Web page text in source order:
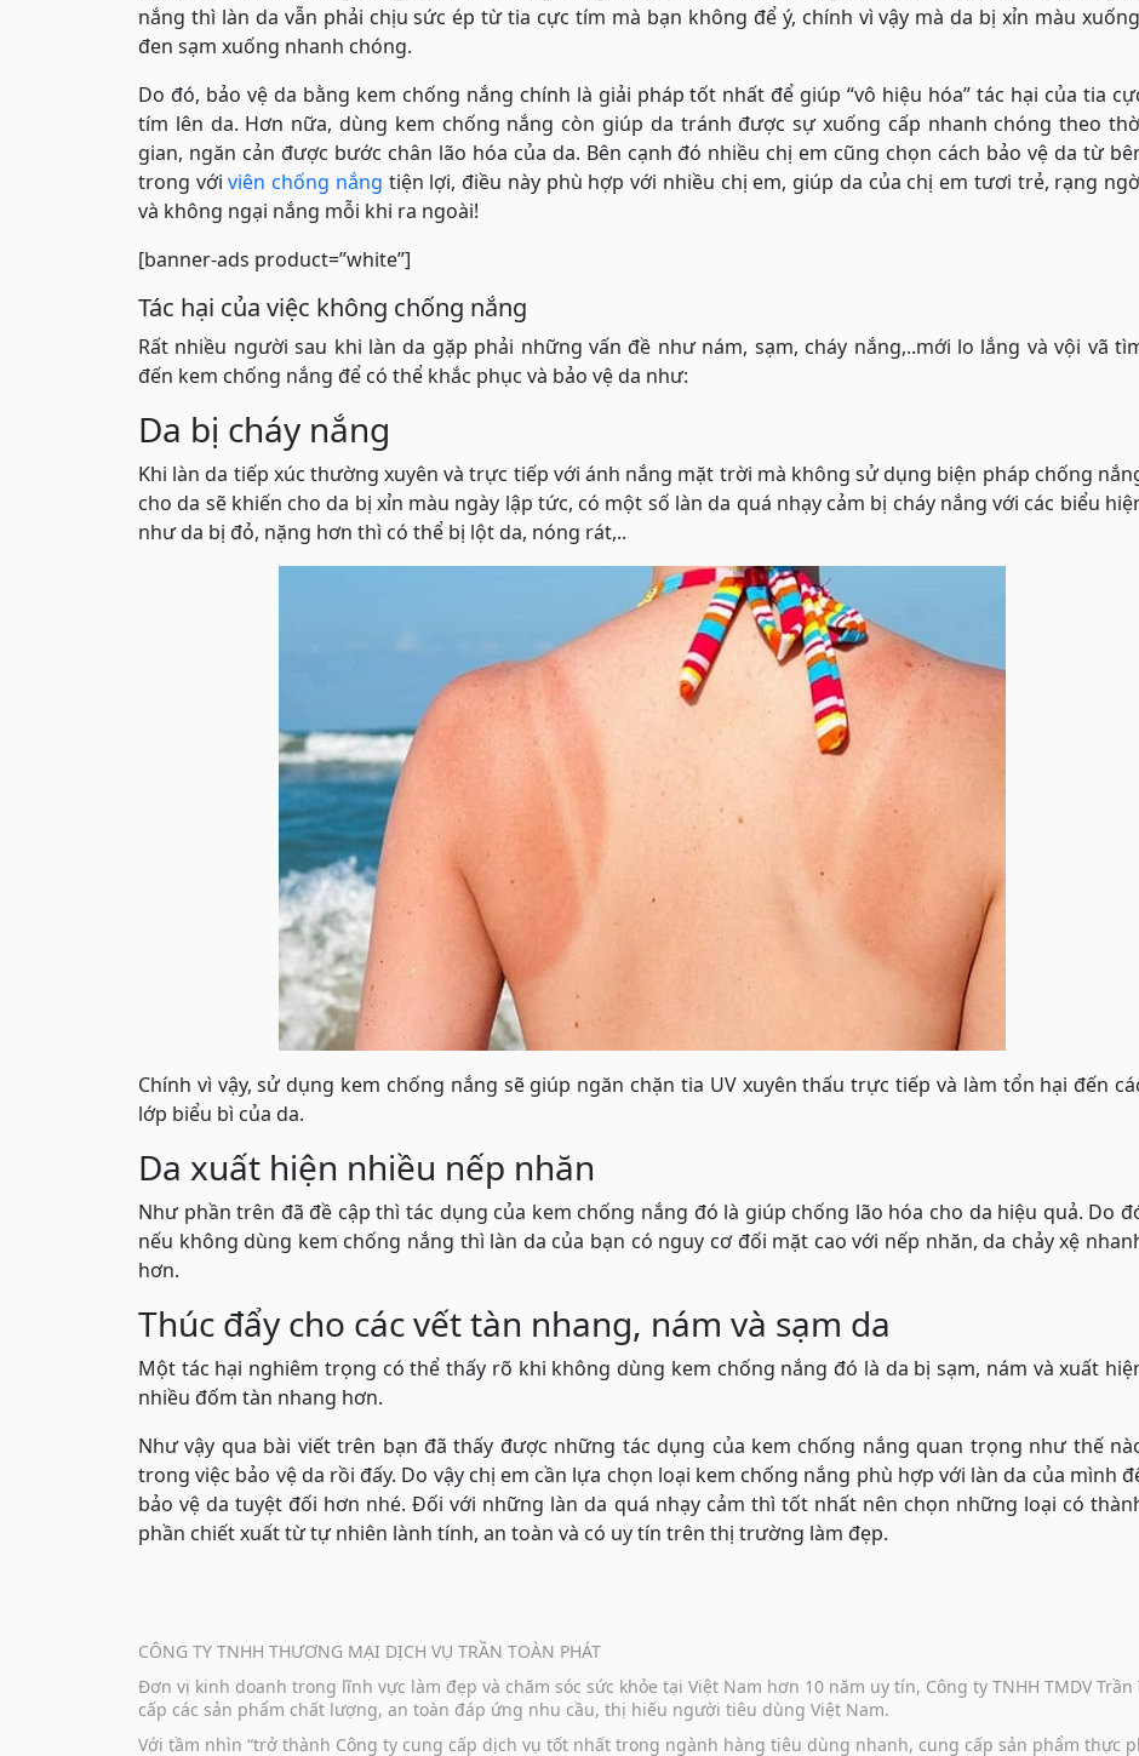
nắng thì làn da vẫn phải chịu sức ép từ tia cực tím mà bạn không để ý, chính vì vậy mà da bị xỉn màu
đen sạm xuống nhanh chóng.
Do đó, bảo vệ da bằng kem chống nắng chính là giải pháp tốt nhất để giúp “vô hiệu hóa” tác hại của tia
tím lên da. Hơn nữa, dùng kem chống nắng còn giúp da tránh được sự xuống cấp nhanh chóng theo
gian, ngăn cản được bước chân lão hóa của da. Bên cạnh đó nhiều chị em cũng chọn cách bảo vệ da từ
trong vớiviên chống nắng tiện lợi, điều này phù hợp với nhiều chị em, giúp da của chị em tươi trẻ, rạng
và không ngại nắng mỗi khi ra ngoài!
[banner-ads product=”white”]
Tác hại của việc không chống nắng
Rất nhiều người sau khi làn da gặp phải những vấn đề như nám, sạm, cháy nắng,..mới lo lắng và vội vã
đến kem chống nắng để có thể khắc phục và bảo vệ da như:
Da bị cháy nắng
Khi làn da tiếp xúc thường xuyên và trực tiếp với ánh nắng mặt trời mà không sử dụng biện pháp chống
cho da sẽ khiến cho da bị xỉn màu ngày lập tức, có một số làn da quá nhạy cảm bị cháy nắng với các biểu
như da bị đỏ, nặng hơn thì có thể bị lột da, nóng rát,..
Chính vì vậy, sử dụng kem chống nắng sẽ giúp ngăn chặn tia UV xuyên thấu trực tiếp và làm tổn hại đến
lớp biểu bì của da.
Da xuất hiện nhiều nếp nhăn
Như phần trên đã đề cập thì tác dụng của kem chống nắng đó là giúp chống lão hóa cho da hiệu quả. Do
nếu không dùng kem chống nắng thì làn da của bạn có nguy cơ đối mặt cao với nếp nhăn, da chảy xệ
hơn.
Thúc đẩy cho các vết tàn nhang, nám và sạm da
Một tác hại nghiêm trọng có thể thấy rõ khi không dùng kem chống nắng đó là da bị sạm, nám và xuất
nhiều đốm tàn nhang hơn.
Như vậy qua bài viết trên bạn đã thấy được những tác dụng của kem chống nắng quan trọng như thế
trong việc bảo vệ da rồi đấy. Do vậy chị em cần lựa chọn loại kem chống nắng phù hợp với làn da của mình
bảo vệ da tuyệt đối hơn nhé. Đối với những làn da quá nhạy cảm thì tốt nhất nên chọn những loại có
phần chiết xuất từ tự nhiên lành tính, an toàn và có uy tín trên thị trường làm đẹp.
CÔNG TY TNHH THƯƠNG MẠI DỊCH VỤ TRẦN TOÀN PHÁT
Đơn vị kinh doanh trong lĩnh vực làm đẹp và chăm sóc sức khỏe tại Việt Nam hơn 10 năm uy tín, Công ty TNHH TMDV
cấp các sản phẩm chất lượng, an toàn đáp ứng nhu cầu, thị hiếu người tiêu dùng Việt Nam.
Với tầm nhìn “trở thành Công ty cung cấp dịch vụ tốt nhất trong ngành hàng tiêu dùng nhanh, cung cấp sản phẩm thực